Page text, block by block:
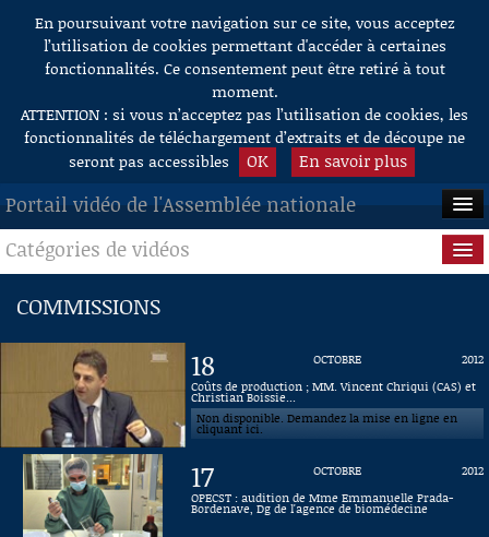
Aller au contenu
En poursuivant votre navigation sur ce site, vous acceptez
l’utilisation de cookies permettant d'accéder à certaines
fonctionnalités. Ce consentement peut être retiré à tout
moment.
ATTENTION : si vous n’acceptez pas l’utilisation de cookies, les
fonctionnalités de téléchargement d’extraits et de découpe ne
seront pas accessibles
OK En savoir plus
Portail vidéo de l'Assemblée nationale
ACCUEIL
EN DIRECT
À LA DEMANDE
RECHERCHE
AIDE À LA DÉCOUPE
DE VIDÉOS
Catégories de vidéos
Questions au Gouvernement
Commissions
Présidence
Évènements
Connaissance, Histoire
COMMISSIONS
18 OCTOBRE
2012
Coûts de production ; MM. Vincent Chriqui (CAS) et
Christian Boissie...
Non disponible. Demandez la mise en ligne en
cliquant ici.
17 OCTOBRE
2012
OPECST : audition de Mme Emmanuelle Prada-
Bordenave, Dg de l'agence de biomédecine